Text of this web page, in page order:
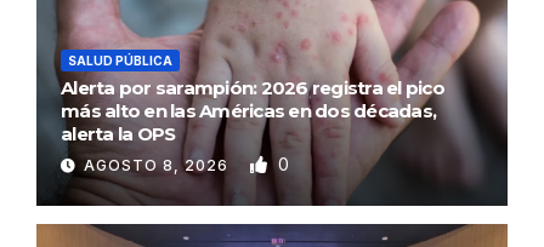
SALUD PÚBLICA
Alerta por sarampión: 2026 registra el pico
más alto en las Américas en dos décadas,
alerta la OPS
AGOSTO 8, 2026 0